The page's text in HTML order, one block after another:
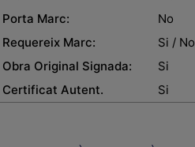
Marc:
No
Marc:
Si / No
Original Signada:
Si
Autent.
Si